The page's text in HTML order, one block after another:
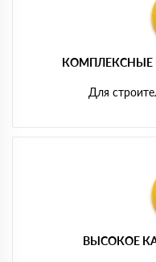
КОМПЛЕКСНЫЕ
Для
ВЫСОКОЕ